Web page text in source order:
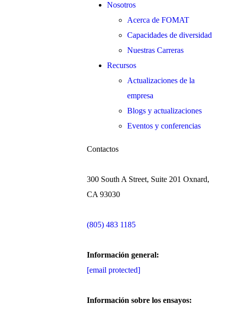
Nosotros
Acerca de FOMAT
Capacidades de diversidad
Nuestras Carreras
Recursos
Actualizaciones de la
empresa
Blogs y actualizaciones
Eventos y conferencias
Contactos
300 South A Street, Suite 201 Oxnard,
CA 93030
(805) 483 1185
Información general:
[email protected]
Información sobre los ensayos: